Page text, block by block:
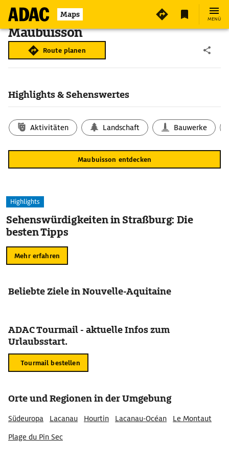
Maps MENÜ
Maubuisson
Route planen
Highlights & Sehenswertes
Aktivitäten Landschaft Bauwerke
Maubuisson entdecken
Highlights
Sehenswürdigkeiten in Straßburg: Die
besten Tipps
Mehr erfahren
Beliebte Ziele in Nouvelle-Aquitaine
ADAC Tourmail - aktuelle Infos zum
Urlaubsstart.
Tourmail bestellen
Orte und Regionen in der Umgebung
Südeuropa Lacanau Hourtin Lacanau-Océan
Le Montaut
Plage du Pin Sec